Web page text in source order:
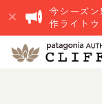
今シーズ
作ライト